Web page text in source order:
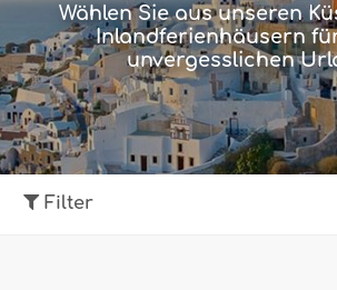
Wählen Sie aus unseren
Inlandferienhäusern
unvergesslichen
Filter